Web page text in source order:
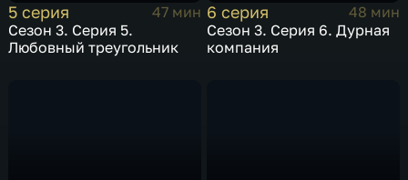
5 серия
47 мин
Сезон 3. Серия 5.
Любовный треугольник
6 серия
48 мин
Сезон 3. Серия 6. Дурная
компания